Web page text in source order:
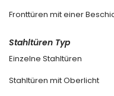
Fronttüren mit einer
Stahltüren Typ
Einzelne Stahltüren
Stahltüren mit Oberlicht